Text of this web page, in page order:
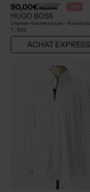
90,00€Prix boutique :
180,00€ -50%
HUGO BOSS
T : 3XS
ACHAT EXPRESS